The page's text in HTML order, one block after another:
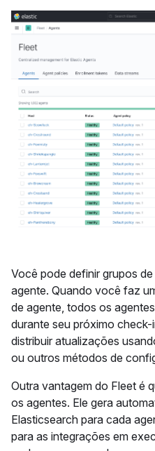
Você pode definir grupos
agente. Quando você faz
de agente, todos os
durante seu próximo
distribuir atualizações
ou outros métodos de
Outra vantagem do Fleet é
os agentes. Ele gera
Elasticsearch para cada
para as integrações em